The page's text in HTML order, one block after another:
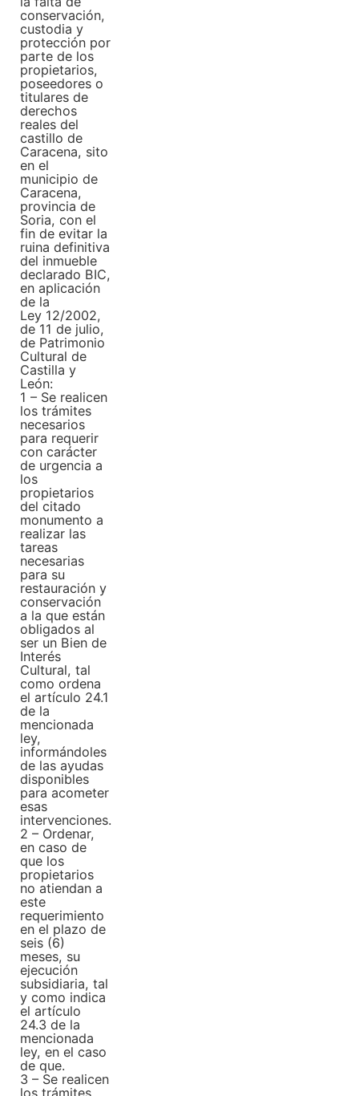
conservación,
custodia y
protección por
parte de los
propietarios,
poseedores o
titulares de
derechos
reales del
castillo de
Caracena, sito
en el
municipio de
Caracena,
provincia de
Soria, con el
fin de evitar la
ruina definitiva
del inmueble
declarado BIC,
en aplicación
de la
Ley 12/2002,
de 11 de julio,
de Patrimonio
Cultural de
Castilla y
León:
1 – Se realicen
los trámites
necesarios
para requerir
con carácter
de urgencia a
los
propietarios
del citado
monumento a
realizar las
tareas
necesarias
para su
restauración y
conservación
a la que están
obligados al
ser un Bien de
Interés
Cultural, tal
como ordena
el artículo 24.1
de la
mencionada
ley,
informándoles
de las ayudas
disponibles
para acometer
esas
intervenciones.
2 – Ordenar,
en caso de
que los
propietarios
no atiendan a
este
requerimiento
en el plazo de
seis (6)
meses, su
ejecución
subsidiaria, tal
y como indica
el artículo
24.3 de la
mencionada
ley, en el caso
de que.
3 – Se realicen
los trámites